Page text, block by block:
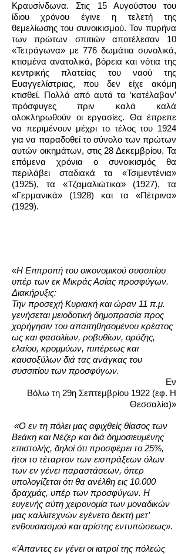
Κραυσίνδωνα. Στις 15 Αυγούστου του
ίδιου χρόνου έγινε η τελετή της
θεμελίωσης του συνοικισμού. Τον πυρήνα
των πρώτων σπιτιών αποτέλεσαν 10
«Τετράγωνα» με 776 δωμάτια συνολικά,
κτισμένα ανατολικά, βόρεια και νότια της
κεντρικής πλατείας του ναού της
Ευαγγελίστριας, που δεν είχε ακόμη
κτισθεί. Πολλά από αυτά τα ‘κατέλαβαν’
πρόσφυγες πριν καλά καλά
ολοκληρωθούν οι εργασίες. Θα έπρεπε
να περιμένουν μέχρι το τέλος του 1924
για να παραδοθεί το σύνολο των πρώτων
αυτών οικημάτων, στις 28 Δεκεμβρίου. Τα
επόμενα χρόνια ο συνοικισμός θα
περιλάβει σταδιακά τα «Τσιμεντένια»
(1925), τα «Τζαμαλιώτικα» (1927), τα
«Γερμανικά» (1928) και τα «Πέτρινα»
(1929).
«Η Επιτροπή του οικονομικού συσσιτίου
υπέρ των εκ Μικράς Ασίας προσφύγων.
Διακήρυξις:
Την προσεχή Κυριακή και ώραν 11 π.μ.
γενήσεται μειοδοτική δημοπρασία προς
χορήγησιν του απαιτηθησομένου κρέατος
ως και φασολίων, ροβυθίων, ορύζης,
ελαίου, κρομμύων, πιπέρεως και
καυσοξύλων διά τας ανάγκας του
συσσιτίου των προσφύγων.
Εν
Βόλω τη 29η Σεπτεμβρίου 1922 (εφ. Η
Θεσσαλία)»
«Ο εν τη πόλει μας αφιχθείς θίασος των
Βεάκη και Νέζερ και διά δημοσιευμένης
επιστολής, δηλοί ότι προσφέρει το 25%,
ήτοι το τέταρτον των εισπράξεων όλων
των εν γένει παραστάσεων, όπερ
υπολογίζεται ότι θα ανέλθη εις 10.000
δραχμάς, υπέρ των προσφύγων. Η
ευγενής αύτη χειρονομία των μοναδικών
μας καλλιτεχνών εγένετο δεκτή μετ’
ενθουσιασμού και αρίστης εντυπώσεως».
«’Απαντες εν γένει οι ιατροί της πόλεώς